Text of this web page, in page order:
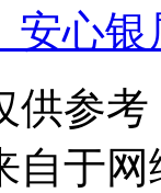
安心银
供参
自于